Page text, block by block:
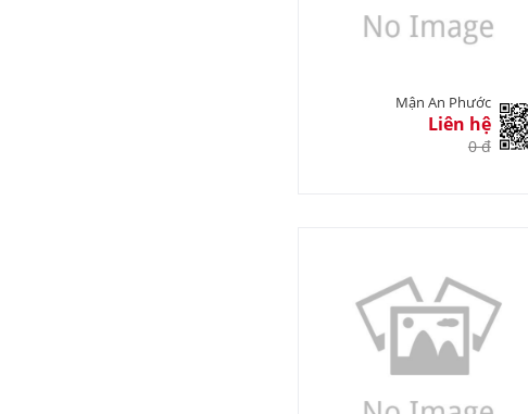
Mận An Phước
Liên hệ
0 đ